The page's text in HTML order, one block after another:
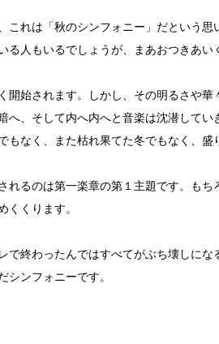
これは「秋のシンフォニー」だという
人もいるでしょうが、まあおつきあい
開始されます。しかし、その明るさや華
へ、そして内へ内へと音楽は沈潜してい
もなく、また枯れ果てた冬でもなく、盛
れるのは第一楽章の第１主題です。もち
くくります。
で終わったんではすべてがぶち壊しにな
シンフォニーです。